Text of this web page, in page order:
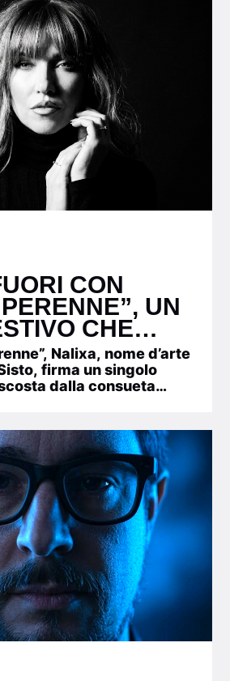
CON
UN
CHE
FACCIA IL
CAMBIA
Nalixa, nome d’arte
firma un singolo
dalla consueta